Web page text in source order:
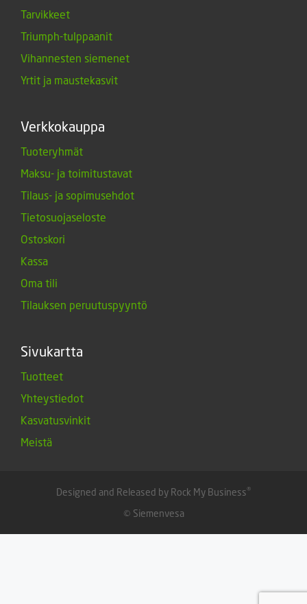
Tarvikkeet
Triumph-tulppaanit
Vihannesten siemenet
Yrtit ja maustekasvit
Verkkokauppa
Tuoteryhmät
Maksu- ja toimitustavat
Tilaus- ja sopimusehdot
Tietosuojaseloste
Ostoskori
Kassa
Oma tili
Tilauksen peruutuspyyntö
Sivukartta
Tuotteet
Yhteystiedot
Kasvatusvinkit
Meistä
Designed and Released by Rock My Business®
© Siemenvesa